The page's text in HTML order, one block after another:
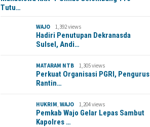
Tutu…
WAJO 1,392 views
Hadiri Penutupan Dekranasda
Sulsel, Andi…
MATARAM NTB 1,305 views
Perkuat Organisasi PGRI, Pengurus
Rantin…
HUKRIM,WAJO 1,204 views
Pemkab Wajo Gelar Lepas Sambut
Kapolres …